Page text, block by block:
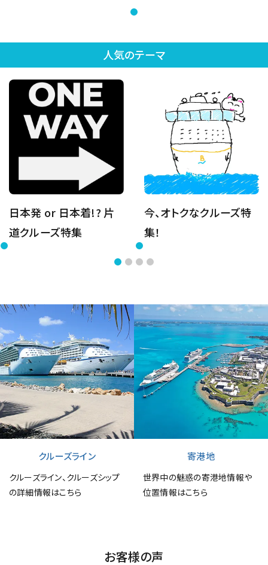
人気のテーマ
日本発 or 日本着!? 片
道クルーズ特集
今、オトクなクルーズ特
集！
クルーズライン
クルーズライン、クルーズシップ
の詳細情報はこちら
寄港地
世界中の魅惑の寄港地情報や
位置情報はこちら
お客様の声